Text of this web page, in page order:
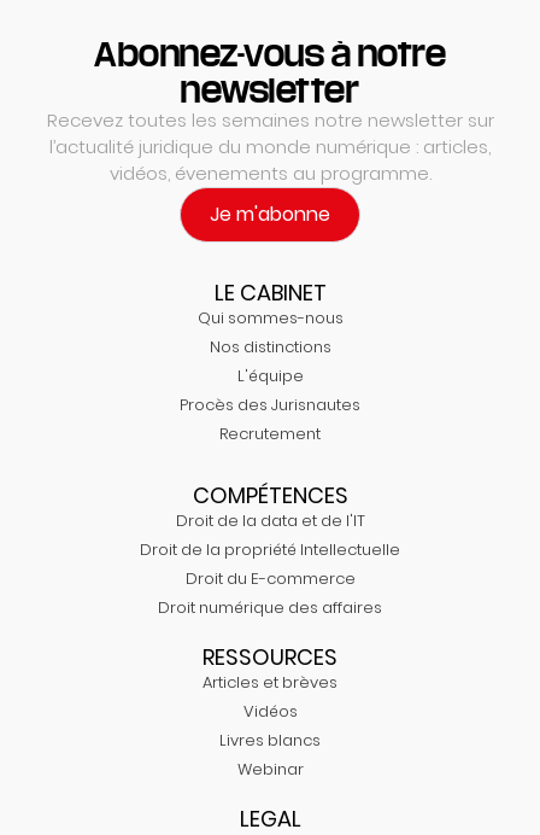
Abonnez-vous à notre
newsletter
Recevez toutes les semaines notre newsletter sur
l’actualité juridique du monde numérique : articles,
vidéos, évenements au programme.
Je m'abonne
LE CABINET
Qui sommes-nous
Nos distinctions
L'équipe
Procès des Jurisnautes
Recrutement
COMPÉTENCES
Droit de la data et de l'IT
Droit de la propriété Intellectuelle
Droit du E-commerce
Droit numérique des affaires
RESSOURCES
Articles et brèves
Vidéos
Livres blancs
Webinar
LEGAL